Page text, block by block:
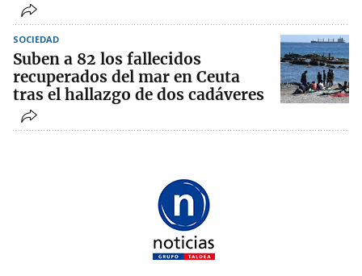
SOCIEDAD
Suben a 82 los fallecidos
recuperados del mar en Ceuta
tras el hallazgo de dos cadáveres